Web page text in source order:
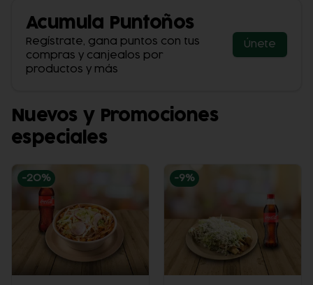
Acumula Puntoños
Regístrate, gana puntos con tus
compras y canjealos por
productos y más
Únete
Nuevos y Promociones
especiales
-20% -9%